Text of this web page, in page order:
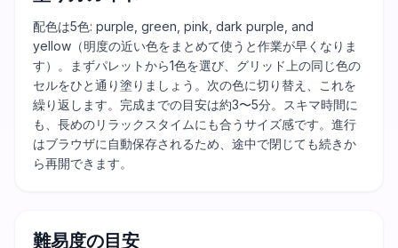
配色は5色: purple, green, pink, dark purple, and
yellow（明度の近い色をまとめて使うと作業が早くなりま
す）。まずパレットから1色を選び、グリッド上の同じ色の
セルをひと通り塗りましょう。次の色に切り替え、これを
繰り返します。完成までの目安は約3〜5分。スキマ時間に
も、長めのリラックスタイムにも合うサイズ感です。進行
はブラウザに自動保存されるため、途中で閉じても続きか
ら再開できます。
難易度の目安